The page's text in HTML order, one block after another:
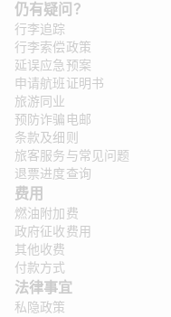
仍有疑问？
行李追踪
行李索偿政策
延误应急预案
申请航班证明书
旅游同业
预防诈骗电邮
条款及细则
旅客服务与常见问题
退票进度查询
费用
燃油附加费
政府征收费用
其他收费
付款方式
法律事宜
私隐政策